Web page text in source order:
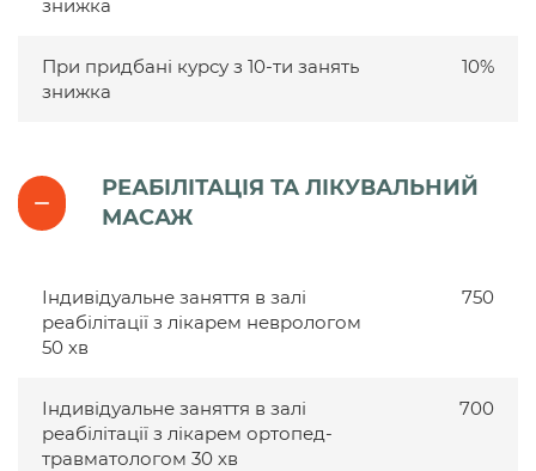
знижка
При придбані курсу з 10-ти занять
знижка
10%
РЕАБІЛІТАЦІЯ ТА ЛІКУВАЛЬНИЙ
МАСАЖ
Індивідуальне заняття в залі
реабілітації з лікарем неврологом
50 хв
750
Індивідуальне заняття в залі
реабілітації з лікарем ортопед-
травматологом 30 хв
700